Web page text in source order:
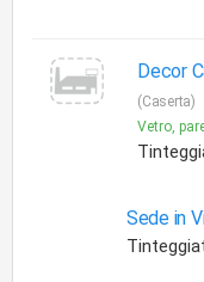
Decor
(Caserta)
Vetro,
Sede in